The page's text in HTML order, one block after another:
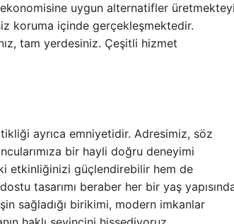
uygun alternatifler
koruma içinde gerçekleşmektedir.
tam yerdesiniz. Çeşitli hizmet
ayrıca emniyetidir. Adresimiz, söz
bir hayli doğru deneyimi
etkinliğinizi güçlendirebilir hem de
tasarımı beraber her bir yaş
sağladığı birikimi, modern imkanlar